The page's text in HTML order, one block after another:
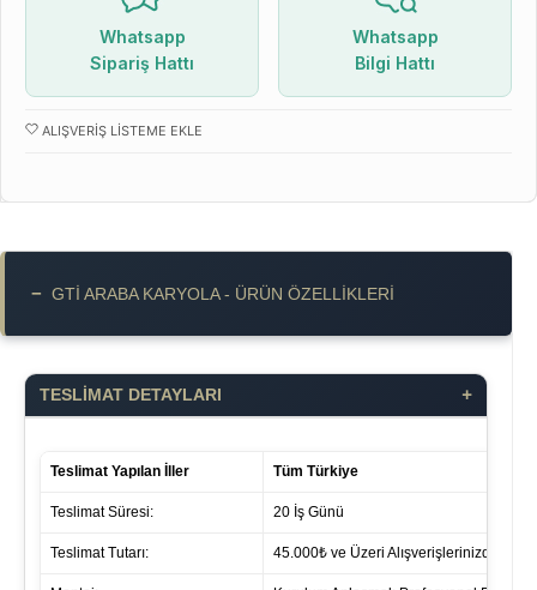
Whatsapp
Sipariş Hattı
Whatsapp
Bilgi Hattı
ALIŞVERIŞ LISTEME EKLE
− GTİ ARABA KARYOLA - ÜRÜN ÖZELLIKLERI
TESLİMAT DETAYLARI +
Teslimat Yapılan İller Tüm Türkiye
Teslimat Süresi: 20 İş Günü
Teslimat Tutarı: 45.000₺ ve Üzeri Alışverişlerinizde ücret